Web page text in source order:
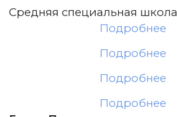
Средняя специальная школа
Подробнее
Подробнее
Подробнее
Подробнее